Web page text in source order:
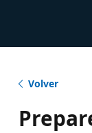
Volver